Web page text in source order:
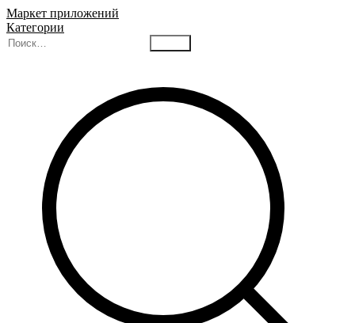
Маркет приложений
Категории